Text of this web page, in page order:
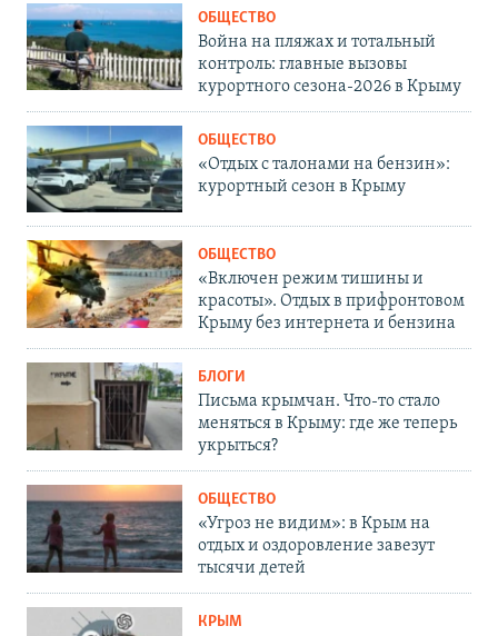
ОБЩЕСТВО
Война на пляжах и тотальный
контроль: главные вызовы
курортного сезона-2026 в Крыму
ОБЩЕСТВО
«Отдых с талонами на бензин»:
курортный сезон в Крыму
ОБЩЕСТВО
«Включен режим тишины и
красоты». Отдых в прифронтовом
Крыму без интернета и бензина
БЛОГИ
Письма крымчан. Что-то стало
меняться в Крыму: где же теперь
укрыться?
ОБЩЕСТВО
«Угроз не видим»: в Крым на
отдых и оздоровление завезут
тысячи детей
КРЫМ